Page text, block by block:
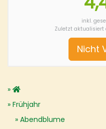
inkl.
Zuletzt aktualisiert
Nicht
Frühjahr
Abendblume